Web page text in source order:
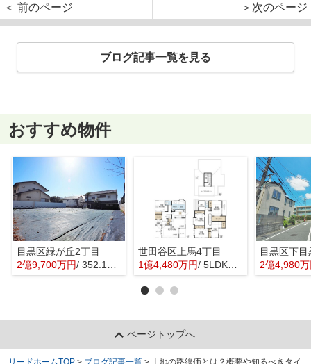
＜ 前のページ
＞次のページ
ブログ記事一覧を見る
おすすめ物件
目黒区緑が丘2丁目
2億9,700万円/ 352.16㎡
世田谷区上馬4丁目
1億4,480万円/ 5LDK＋1S(納戸)
目黒区下
2億4,980
ページトップへ